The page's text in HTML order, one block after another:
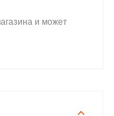
и может